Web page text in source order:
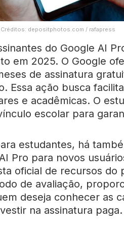
Créditos: depositphotos.com / rafapress
do Google AI
em 2025. O Google
de assinatura
Essa ação busca
e acadêmicas. O
escolar para
estudantes, há
Pro para novos
oficial de recursos do
de avaliação,
deseja conhecer as
na assinatura paga.